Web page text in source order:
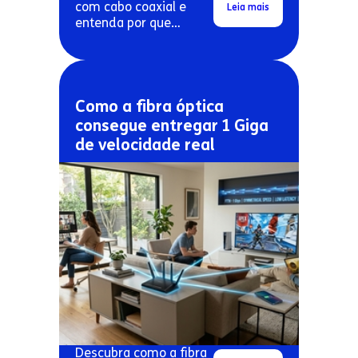
com cabo coaxial e
entenda por que
costumam travar mais.
Leia mais
Como a fibra óptica
consegue entregar 1 Giga
de velocidade real
Descubra como a fibra